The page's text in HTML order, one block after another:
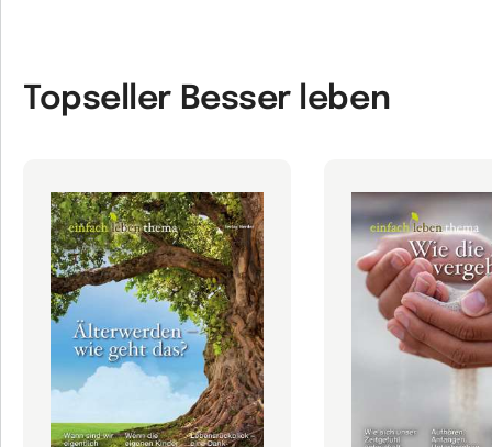
Topseller Besser leben